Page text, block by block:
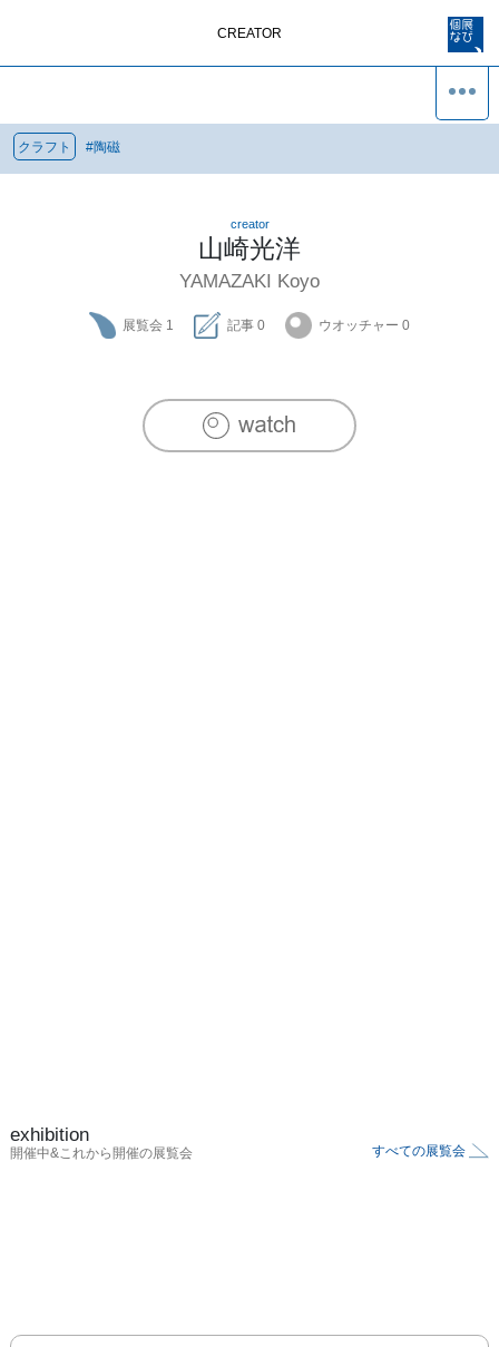
CREATOR
クラフト #陶磁
creator
山崎光洋
YAMAZAKI Koyo
展覧会 1 記事 0 ウオッチャー 0
exhibition
開催中&これから開催の展覧会 すべての展覧会